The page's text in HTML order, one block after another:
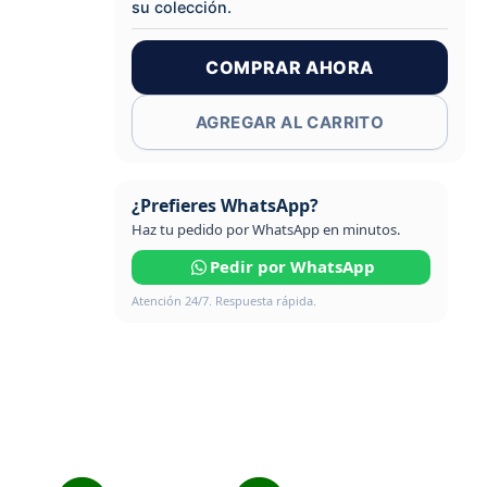
su colección.
COMPRAR AHORA
AGREGAR AL CARRITO
¿Prefieres WhatsApp?
Haz tu pedido por WhatsApp en minutos.
Pedir por WhatsApp
Atención 24/7. Respuesta rápida.